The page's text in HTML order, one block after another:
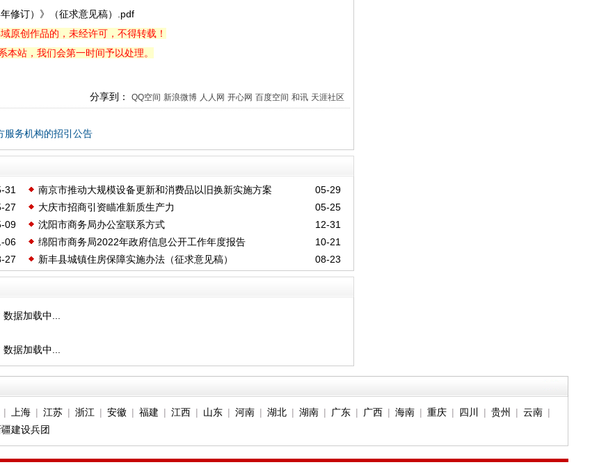
修订）》（征求意见稿）.pdf
原创作品的，未经许可，不得转载！
站，我们会第一时间予以处理。
分享到： QQ空间 新浪微博 人人网 开心网 百度空间 和讯 天涯社区
服务机构的招引公告
31 05-29
南京市推动大规模设备更新和消费品以旧换新实施方案
27
05-25
大庆市招商引资瞄准新质生产力
09
12-31
沈阳市商务局办公室联系方式
06
10-21
绵阳市商务局2022年政府信息公开工作年度报告
27
08-23
新丰县城镇住房保障实施办法（征求意见稿）
数据加载中...
数据加载中...
| 上海| 江苏| 浙江 | 安徽| 福建 | 江西| 山东| 河南| 湖北| 湖南| 广东| 广西| 海南| 重庆| 四川 | 贵州 | 云南|
建设兵团